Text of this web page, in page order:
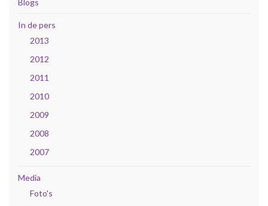
Blogs
In de pers
2013
2012
2011
2010
2009
2008
2007
Media
Foto's